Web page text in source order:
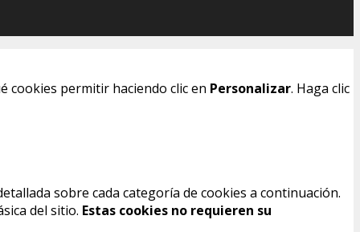
cookies permitir haciendo clic en Personalizar. Haga clic
sobre cada categoría de cookies a continuación.
del sitio. Estas cookies no requieren su